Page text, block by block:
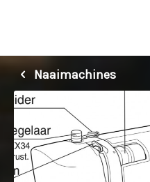
Naaimachines